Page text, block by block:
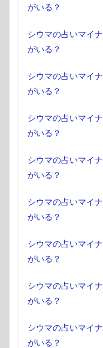
がいる？
シウマの占いマイ
がいる？
シウマの占いマイ
がいる？
シウマの占いマイ
がいる？
シウマの占いマイ
がいる？
シウマの占いマイ
がいる？
シウマの占いマイ
がいる？
シウマの占いマイ
がいる？
シウマの占いマイ
がいる？